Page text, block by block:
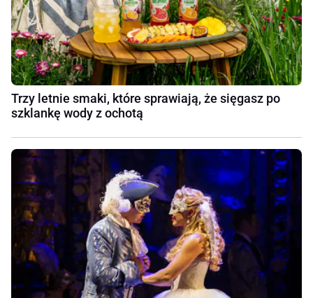
Trzy letnie smaki, które sprawiają, że sięgasz po
szklankę wody z ochotą